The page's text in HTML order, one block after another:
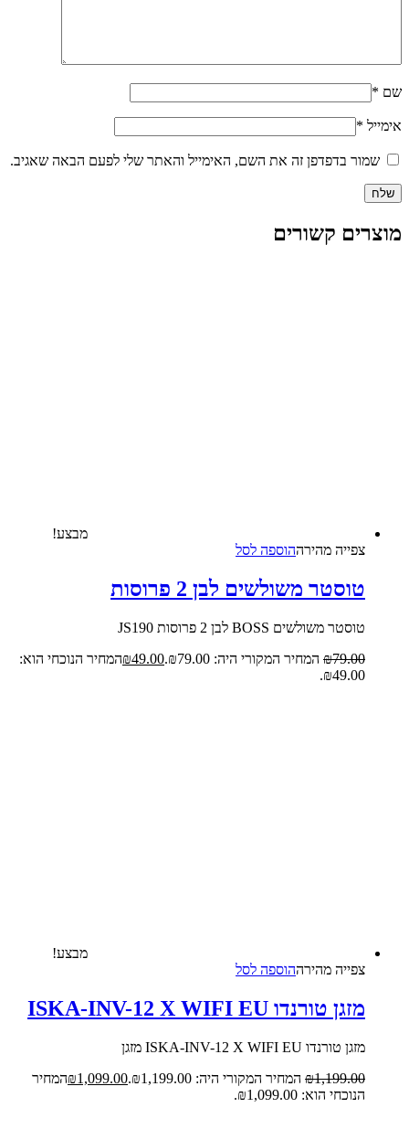
שם *
אימייל *
שמור בדפדפן זה את השם, האימייל והאתר שלי לפעם הבאה שאגיב.
מוצרים קשורים
מבצע!
צפייה‬ ‫מהירה‬הוספה לסל
טוסטר משולשים לבן 2 פרוסות
טוסטר משולשים BOSS לבן 2 פרוסות JS190
₪79.00 המחיר המקורי היה: ₪79.00. ₪49.00
המחיר הנוכחי הוא:
₪49.00.
מבצע!
צפייה‬ ‫מהירה‬הוספה לסל
מזגן טורנדו ISKA-INV-12 X WIFI EU
מזגן טורנדו ISKA-INV-12 X WIFI EU מזגן
₪1,199.00 המחיר המקורי היה: ₪1,199.00. ₪1,099.00
המחיר
הנוכחי הוא: ₪1,099.00.